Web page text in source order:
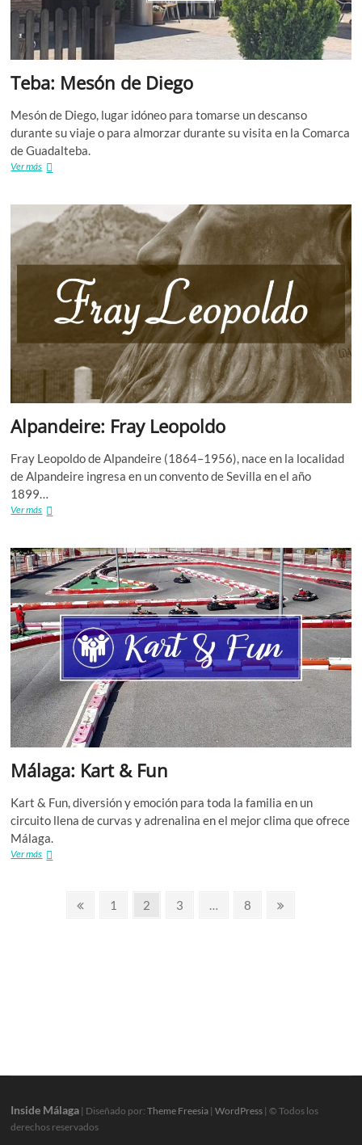
Teba: Mesón de Diego
Mesón de Diego, lugar idóneo para tomarse un descanso
durante su viaje o para almorzar durante su visita en la Comarca
de Guadalteba.
Ver másTeba:
Diego
Alpandeire: Fray Leopoldo
Fray Leopoldo de Alpandeire (1864–1956), nace en la localidad
de Alpandeire ingresa en un convento de Sevilla en el año
1899…
Ver másAlpandeire:
Málaga: Kart & Fun
Kart & Fun, diversión y emoción para toda la familia en un
circuito llena de curvas y adrenalina en el mejor clima que ofrece
Málaga.
Ver másMálaga:
Paginación
PáginaPágina
1 Página
2 Página
3 Página
8
Inside Málaga | Diseñado por:Theme Freesia |WordPress | © Todos los
derechos reservados